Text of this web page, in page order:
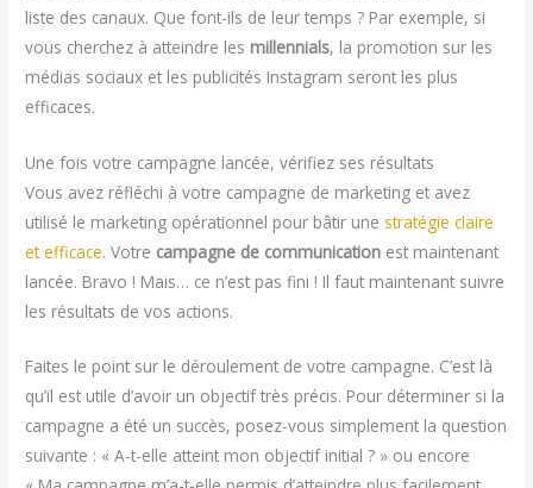
liste des canaux. Que font-ils de leur temps ? Par exemple, si
vous cherchez à atteindre les millennials, la promotion sur les
médias sociaux et les publicités Instagram seront les plus
efficaces.
Une fois votre campagne lancée, vérifiez ses résultats
Vous avez réfléchi à votre campagne de marketing et avez
utilisé le marketing opérationnel pour bâtir une stratégie claire
et efficace. Votre campagne de communication est maintenant
lancée. Bravo ! Mais… ce n’est pas fini ! Il faut maintenant suivre
les résultats de vos actions.
Faites le point sur le déroulement de votre campagne. C’est là
qu’il est utile d’avoir un objectif très précis. Pour déterminer si la
campagne a été un succès, posez-vous simplement la question
suivante : « A-t-elle atteint mon objectif initial ? » ou encore